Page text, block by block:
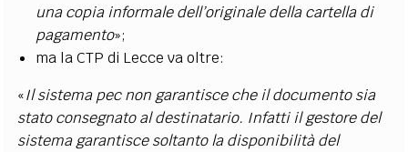
una copia informale dell’originale della cartella di
pagamento»;
ma la CTP di Lecce va oltre:
«Il sistema pec non garantisce che il documento sia
stato consegnato al destinatario. Infatti il gestore del
sistema garantisce soltanto la disponibilità del